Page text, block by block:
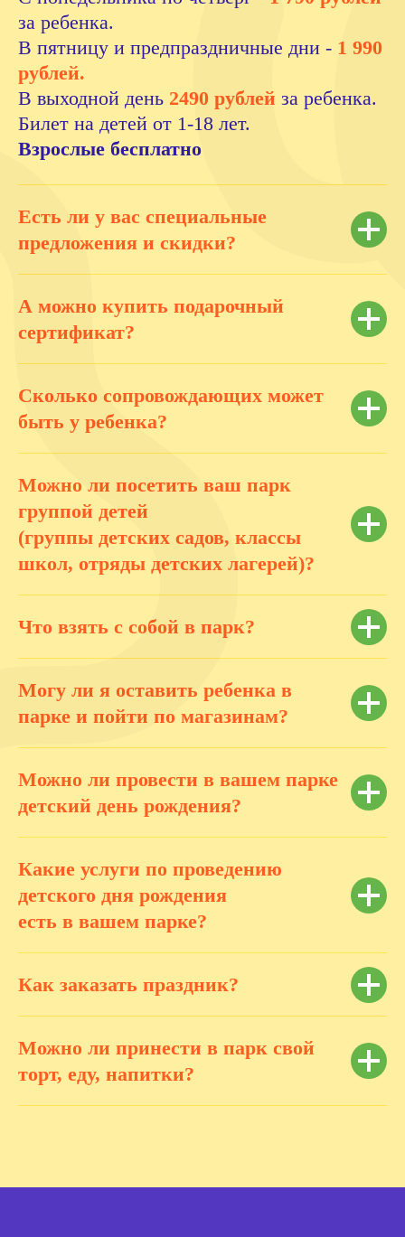
за ребенка.
В пятницу и предпраздничные дни - 1 990
рублей.
В выходной день 2490 рублей за ребенка.
Билет на детей от 1-18 лет.
Взрослые бесплатно
Есть ли у вас специальные
предложения и скидки?
А можно купить подарочный
сертификат?
Сколько сопровождающих может
быть у ребенка?
Можно ли посетить ваш парк
группой детей
(группы детских садов, классы
школ, отряды детских лагерей)?
Что взять с собой в парк?
Могу ли я оставить ребенка в
парке и пойти по магазинам?
Можно ли провести в вашем парке
детский день рождения?
Какие услуги по проведению
детского дня рождения
есть в вашем парке?
Как заказать праздник?
Можно ли принести в парк свой
торт, еду, напитки?
e-mail:aviapark@hello-park.ru
Телефон: +7 903 130 97 97
Публичная оферта
ИНН2804017738